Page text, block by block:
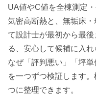
UA値やC値を全棟測定
気密高断熱と、無垢床
て設計士が最初から最
る、安心して候補に入
なぜ「評判悪い」「坪
を一つずつ検証します
つに整理できます。